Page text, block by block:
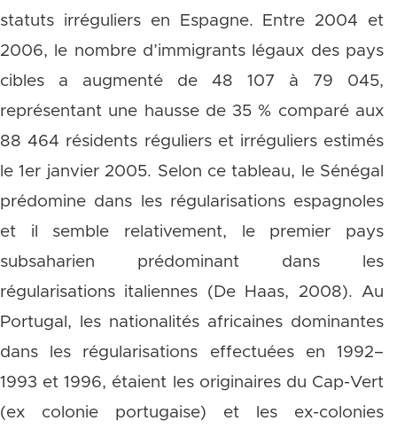
statuts irréguliers en Espagne. Entre 2004 et
2006, le nombre d’immigrants légaux des pays
cibles a augmenté de 48 107 à 79 045,
représentant une hausse de 35 % comparé aux
88 464 résidents réguliers et irréguliers estimés
le 1er janvier 2005. Selon ce tableau, le Sénégal
prédomine dans les régularisations espagnoles
et il semble relativement, le premier pays
subsaharien prédominant dans les
régularisations italiennes (De Haas, 2008). Au
Portugal, les nationalités africaines dominantes
dans les régularisations effectuées en 1992–
1993 et 1996, étaient les originaires du Cap-Vert
(ex colonie portugaise) et les ex-colonies